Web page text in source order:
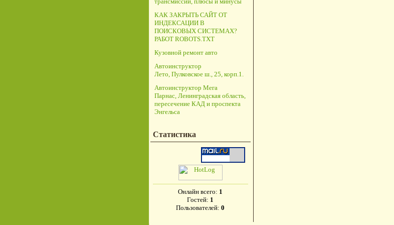
КАК ЗАКРЫТЬ САЙТ ОТ
ИНДЕКСАЦИИ В
ПОИСКОВЫХ СИСТЕМАХ?
РАБОТ ROBOTS.TXT
Кузовной ремонт авто
Автоинструктор
Лето, Пулковское ш., 25, корп.1.
Автоинструктор Мега
Парнас, Ленинградская область,
пересечение КАД и проспекта
Энгельса
Статистика
Онлайн всего: 1
Гостей: 1
Пользователей: 0